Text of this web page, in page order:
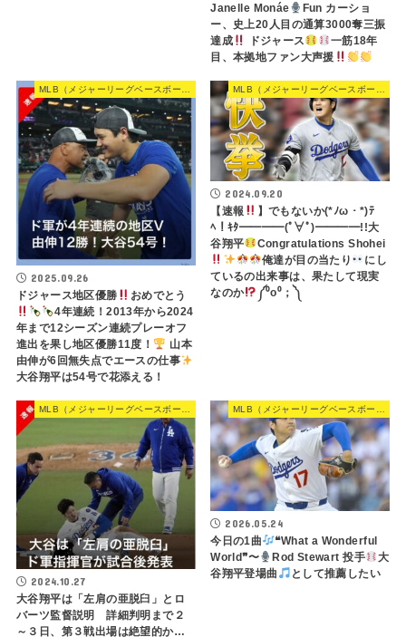
Janelle Monáe
Fun カーショ
ー、史上20人目の通算3000奪三振
達成
ドジャース
一筋18年
目、本拠地ファン大声援
2025.09.26
ドジャース地区優勝
おめでとう
4年連続！2013年から2024
年まで12シーズン連続プレーオフ
進出を果し地区優勝11度！
山本
由伸が6回無失点でエースの仕事
大谷翔平は54号で花添える！
2024.09.20
【速報
】でもないか(*ﾉω・*)ﾃ
ﾍ！ｷﾀ━━━━(ﾟ∀ﾟ)━━━━!!大
谷翔平
Congratulations Shohei
俺達が目の当たり
にし
ているの出来事は、果たして現実
なのか
༼⁠⁰⁠o⁠⁰⁠；⁠༽
2024.10.27
大谷翔平は「左肩の亜脱臼」とロ
バーツ監督説明 詳細判明まで２
～３日、第３戦出場は絶望的か…
2026.05.24
今日の1曲
❝What a Wonderful
World❞〜
Rod Stewart 投手
大
谷翔平登場曲
として推薦したい